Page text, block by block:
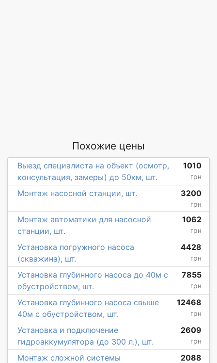
Похожие цены
Выезд специалиста на объект (осмотр,
консультация, замеры) до 50км, шт.
1010
грн
Монтаж насосной станции, шт. 3200
грн
Монтаж автоматики для насосной
станции, шт.
1062
грн
Установка погружного насоса
(скважина), шт.
4428
грн
Установка глубинного насоса до 40м с
обустройством, шт.
7855
грн
Установка глубинного насоса свыше
40м с обустройством, шт.
12468
грн
Установка и подключение
гидроаккумулятора (до 300 л.), шт.
2609
грн
Монтаж сложной системы
2088